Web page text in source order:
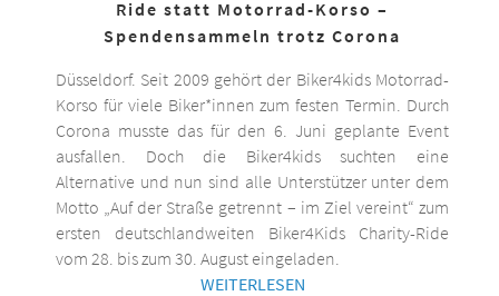
Ride statt Motorrad-Korso –
Spendensammeln trotz Corona
Düsseldorf. Seit 2009 gehört der Biker4kids Motorrad-
Korso für viele Biker*innen zum festen Termin. Durch
Corona musste das für den 6. Juni geplante Event
ausfallen. Doch die Biker4kids suchten eine
Alternative und nun sind alle Unterstützer unter dem
Motto „Auf der Straße getrennt – im Ziel vereint“ zum
ersten deutschlandweiten Biker4Kids Charity-Ride
vom 28. bis zum 30. August eingeladen.
WEITERLESEN